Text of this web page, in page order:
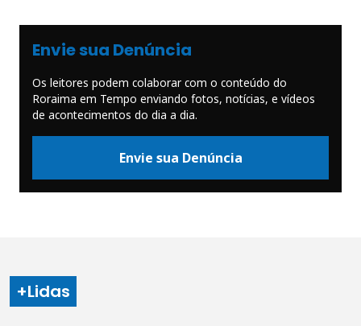
Envie sua Denúncia
Os leitores podem colaborar com o conteúdo do
Roraima em Tempo enviando fotos, notícias, e vídeos
de acontecimentos do dia a dia.
Envie sua Denúncia
+Lidas